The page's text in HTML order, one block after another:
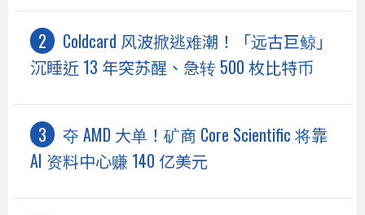
Coldcard 风波掀逃难潮！「远古巨鲸」
沉睡近 13 年突苏醒、急转 500 枚比特币
夺 AMD 大单！矿商 Core Scientific 将靠
AI 资料中心赚 140 亿美元